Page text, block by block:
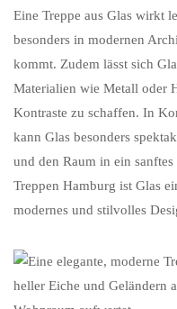
Eine Treppe aus Glas wirkt
besonders in modernen
kommt. Zudem lässt sich
Materialien wie Metall oder
Kontraste zu schaffen. In
kann Glas besonders
und den Raum in ein
Treppen Hamburg ist Glas
modernes und stilvolles